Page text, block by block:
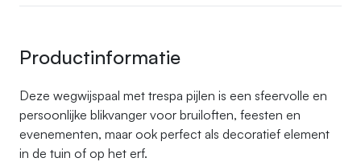
Productinformatie
Deze wegwijspaal met trespa pijlen is een sfeervolle en
persoonlijke blikvanger voor bruiloften, feesten en
evenementen, maar ook perfect als decoratief element
in de tuin of op het erf.